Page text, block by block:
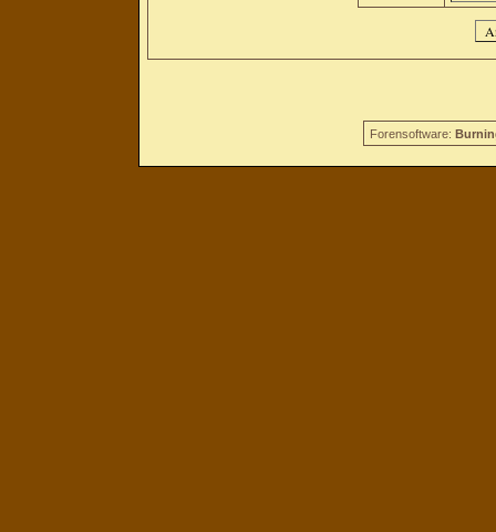
Forensoftware: